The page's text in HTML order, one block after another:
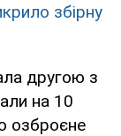
збірну
другою з
на 10
озброєне